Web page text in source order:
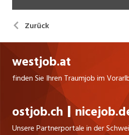
Zurück
westjob.at
finden Sie Ihren Traumjob im
ostjob.ch
Unsere Partnerportale in der